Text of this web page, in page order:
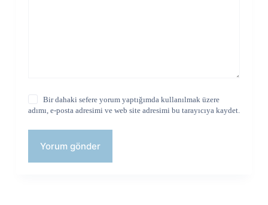
Bir dahaki sefere yorum yaptığımda kullanılmak üzere
adımı, e-posta adresimi ve web site adresimi bu tarayıcıya kaydet.
Yorum gönder